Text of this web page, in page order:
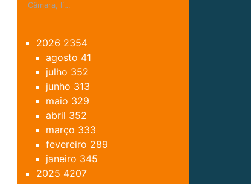
Câmara, lí…
2026 2354
agosto 41
julho 352
junho 313
maio 329
abril 352
março 333
fevereiro 289
janeiro 345
2025 4207